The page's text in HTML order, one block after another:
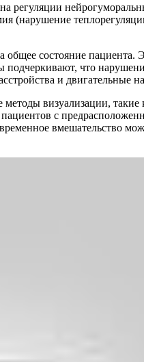
регуляции
(нарушение
общее состояние
что
и двигательные
визуализации,
с
вмешательство